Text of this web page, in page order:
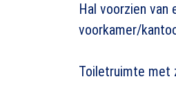
Hal voorzien
voorkamer/
Toiletruimte met